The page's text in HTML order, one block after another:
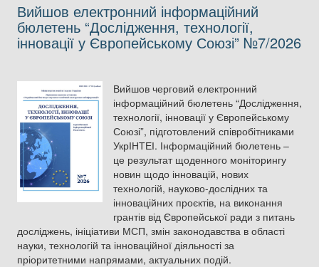
Вийшов електронний інформаційний
бюлетень “Дослідження, технології,
інновації у Європейському Союзі” №7/2026
Вийшов черговий електронний
інформаційний бюлетень “Дослідження,
технології, інновації у Європейському
Союзі”, підготовлений співробітниками
УкрІНТЕІ. Інформаційний бюлетень –
це результат щоденного моніторингу
новин щодо інновацій, нових
технологій, науково-дослідних та
інноваційних проєктів, на виконання
грантів від Європейської ради з питань
досліджень, ініціативи МСП, змін законодавства в області
науки, технологій та інноваційної діяльності за
пріоритетними напрямами, актуальних подій.